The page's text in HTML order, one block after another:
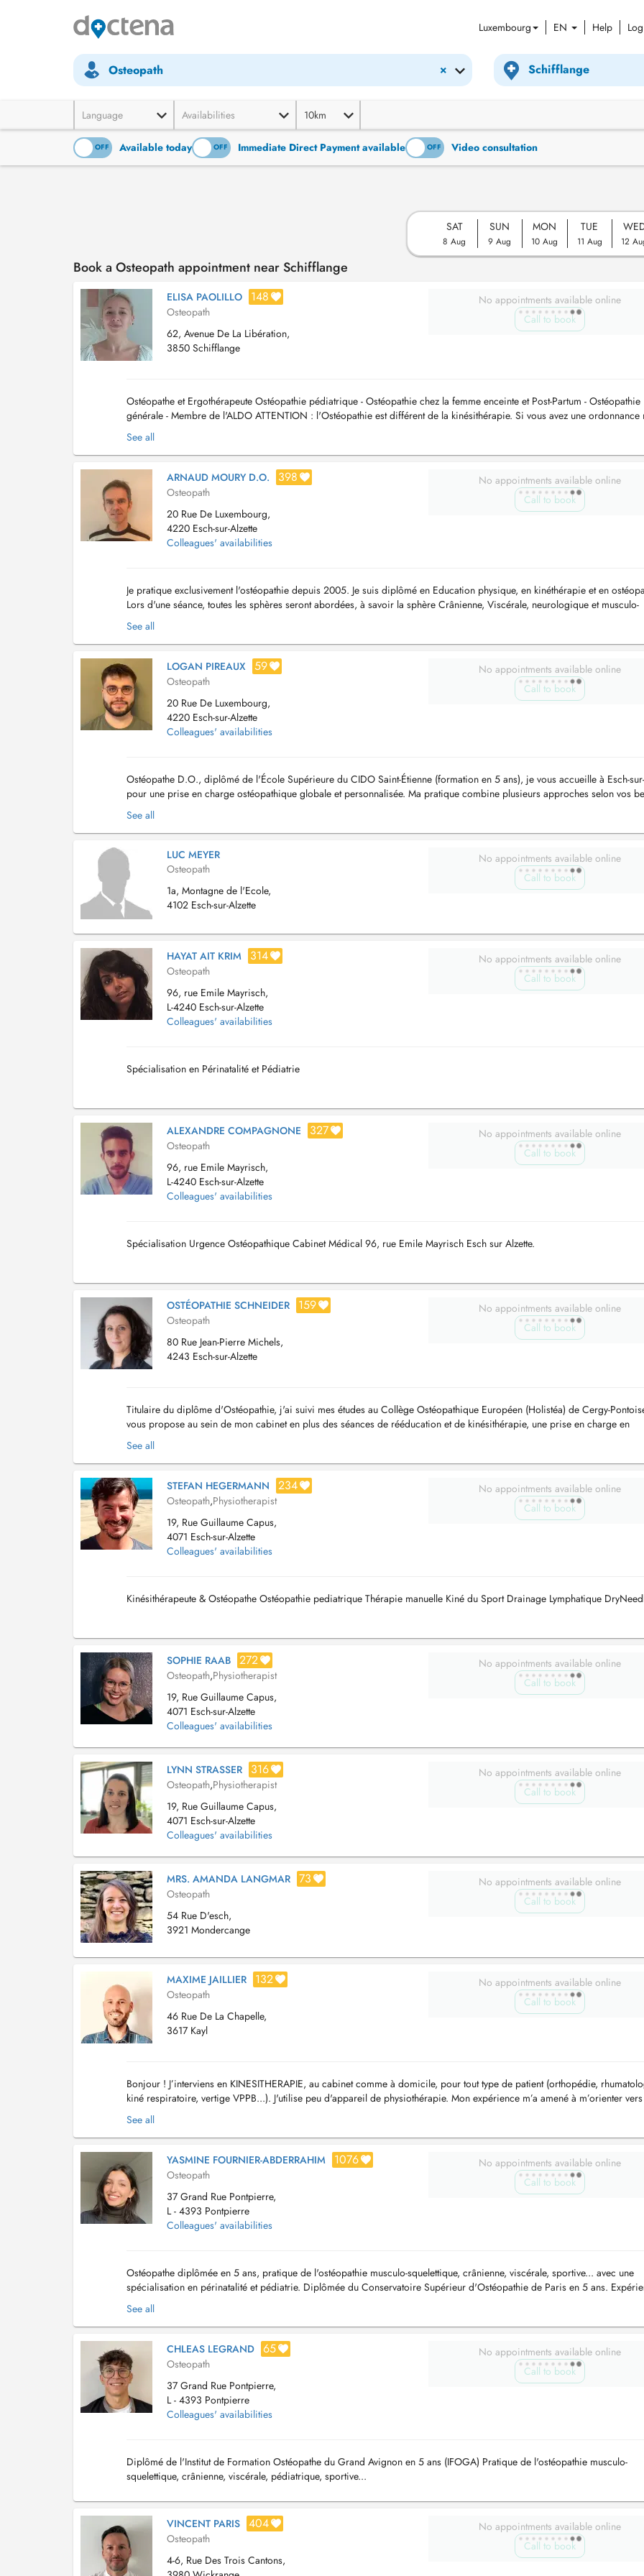
Luxembourg EN Help
×
Osteopath
Language Availabilities 10km
OFF Available today
ON OFF Immediate Direct Payment available
ON OFF Video consultation
SAT
8 Aug
SUN
9 Aug
MON
10 Aug
TUE
11 Aug 12
Book a Osteopath appointment near Schifflange
ELISA PAOLILLO 148
Osteopath
62, Avenue De La Libération,
3850 Schifflange
No appointments available online
Call to book
Ostéopathe et Ergothérapeute Ostéopathie pédiatrique - Ostéopathie chez la femme enceinte et Post-Partum - Ostéopathie
générale - Membre de l'ALDO ATTENTION : l'Ostéopathie est différent de la kinésithérapie. Si vous avez une ordonnance
de contacter le Cabinet sur le site Kiné GASTAUER. ...
See all
ARNAUD MOURY D.O. 398
Osteopath
20 Rue De Luxembourg,
4220 Esch-sur-Alzette
Colleagues' availabilities
No appointments available online
Call to book
Je pratique exclusivement l'ostéopathie depuis 2005. Je suis diplômé en Education physique, en kinéthérapie et en
Lors d'une séance, toutes les sphères seront abordées, à savoir la sphère Crânienne, Viscérale, neurologique et musculo-
squelettique. Les techniques (fonctionnelles e...
See all
LOGAN PIREAUX 59
Osteopath
20 Rue De Luxembourg,
4220 Esch-sur-Alzette
Colleagues' availabilities
No appointments available online
Call to book
Ostéopathe D.O., diplômé de l'École Supérieure du CIDO Saint-Étienne (formation en 5 ans), je vous accueille à Esch-
pour une prise en charge ostéopathique globale et personnalisée. Ma pratique combine plusieurs approches selon vos
- Ostéopathie musculaire et structurelle (a...
See all
LUC MEYER
Osteopath
1a, Montagne de l'Ecole,
4102 Esch-sur-Alzette
No appointments available online
Call to book
HAYAT AIT KRIM 314
Osteopath
96, rue Emile Mayrisch,
L-4240 Esch-sur-Alzette
Colleagues' availabilities
No appointments available online
Call to book
Spécialisation en Périnatalité et Pédiatrie
ALEXANDRE COMPAGNONE 327
Osteopath
96, rue Emile Mayrisch,
L-4240 Esch-sur-Alzette
Colleagues' availabilities
No appointments available online
Call to book
Spécialisation Urgence Ostéopathique Cabinet Médical 96, rue Emile Mayrisch Esch sur Alzette.
OSTÉOPATHIE SCHNEIDER 159
Osteopath
80 Rue Jean-Pierre Michels,
4243 Esch-sur-Alzette
No appointments available online
Call to book
Titulaire du diplôme d'Ostéopathie, j'ai suivi mes études au Collège Ostéopathique Européen (Holistéa) de Cergy-
vous propose au sein de mon cabinet en plus des séances de rééducation et de kinésithérapie, une prise en charge en
ostéopathie tissulaire. L'ostéopathie tissulaire se d...
See all
STEFAN HEGERMANN 234
Osteopath,Physiotherapist
19, Rue Guillaume Capus,
4071 Esch-sur-Alzette
Colleagues' availabilities
No appointments available online
Call to book
Kinésithérapeute & Ostéopathe Ostéopathie pediatrique Thérapie manuelle Kiné du Sport Drainage Lymphatique
SOPHIE RAAB 272
Osteopath,Physiotherapist
19, Rue Guillaume Capus,
4071 Esch-sur-Alzette
Colleagues' availabilities
No appointments available online
Call to book
LYNN STRASSER 316
Osteopath,Physiotherapist
19, Rue Guillaume Capus,
4071 Esch-sur-Alzette
Colleagues' availabilities
No appointments available online
Call to book
MRS. AMANDA LANGMAR 73
Osteopath
54 Rue D'esch,
3921 Mondercange
No appointments available online
Call to book
MAXIME JAILLIER 132
Osteopath
46 Rue De La Chapelle,
3617 Kayl
No appointments available online
Call to book
Bonjour ! J’interviens en KINESITHERAPIE, au cabinet comme à domicile, pour tout type de patient (orthopédie,
kiné respiratoire, vertige VPPB...). J'utilise peu d'appareil de physiothérapie. Mon expérience m’a amené à m’orienter
approche thérapeutique manuelle et à im...
See all
YASMINE FOURNIER-ABDERRAHIM 1076
Osteopath
37 Grand Rue Pontpierre,
L - 4393 Pontpierre
Colleagues' availabilities
No appointments available online
Call to book
Ostéopathe diplômée en 5 ans, pratique de l'ostéopathie musculo-squelettique, crânienne, viscérale, sportive... avec une
spécialisation en périnatalité et pédiatrie. Diplômée du Conservatoire Supérieur d'Ostéopathie de Paris en 5 ans.
en service hospitalier : - Service de m...
See all
CHLEAS LEGRAND 65
Osteopath
37 Grand Rue Pontpierre,
L - 4393 Pontpierre
Colleagues' availabilities
No appointments available online
Call to book
Diplômé de l'Institut de Formation Ostéopathe du Grand Avignon en 5 ans (IFOGA) Pratique de l'ostéopathie musculo-
squelettique, crânienne, viscérale, pédiatrique, sportive...
VINCENT PARIS 404
Osteopath
4-6, Rue Des Trois Cantons,
No appointments available online
Call to book